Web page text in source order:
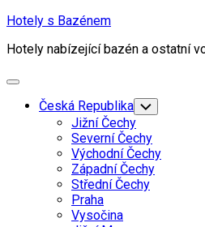
Skip
content
Hotely s Bazénem
Hotely nabízející bazén a ostatní
Expand
Česká Republika Toggle
Child
Menu
Jižní Čechy
Severní Čechy
Východní Čechy
Západní Čechy
Střední Čechy
Praha
Vysočina